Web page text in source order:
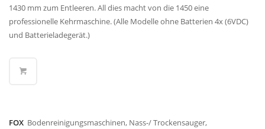
1430 mm zum Entleeren. All dies macht von die 1450 eine
professionelle Kehrmaschine. (Alle Modelle ohne Batterien 4x (6VDC)
und Batterieladegerät.)
FOX Bodenreinigungsmaschinen, Nass-/ Trockensauger,